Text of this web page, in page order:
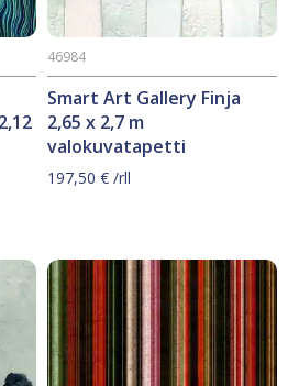
Smart Art Gallery Finja
2,65 x 2,7 m
valokuvatapetti
46984
197,50 € /rll